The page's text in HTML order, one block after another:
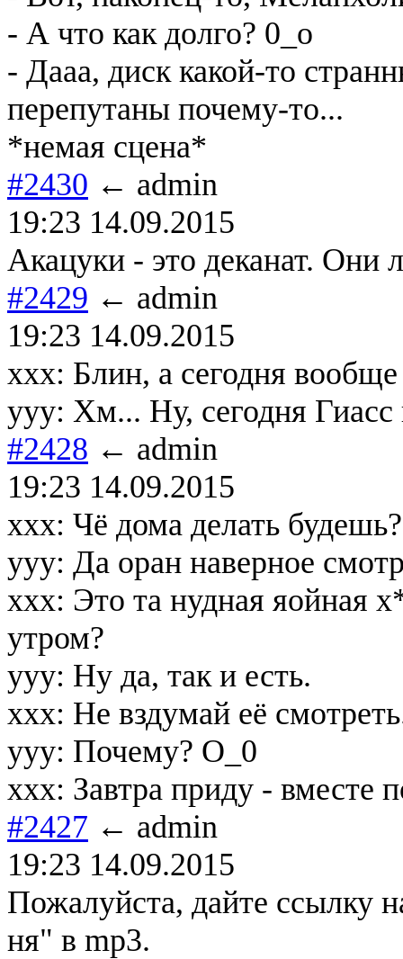
- А что как долго? 0_о
- Дааа, диск какой-то
перепутаны почему-то...
*немая сцена*
#2430 ← admin
19:23 14.09.2015
Акацуки - это деканат. Они
#2429 ← admin
19:23 14.09.2015
xxx: Блин, а сегодня вообще
yyy: Хм... Ну, сегодня Гиасс
#2428 ← admin
19:23 14.09.2015
xxx: Чё дома делать будешь?
yyy: Да оран наверное
xxx: Это та нудная яойная
утром?
yyy: Ну да, так и есть.
xxx: Не вздумай её
yyy: Почему? О_0
xxx: Завтра приду - вместе
#2427 ← admin
19:23 14.09.2015
Пожалуйста, дайте ссылку
ня" в mp3.